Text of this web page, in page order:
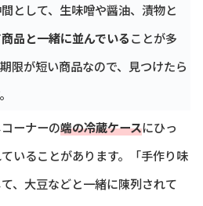
として、生味噌や醤油、漬物と
品と一緒に並んでいることが多
限が短い商品なので、見つけたら
ーナーの端の冷蔵ケースにひっ
いることがあります。「手作り味
、大豆などと一緒に陳列されて